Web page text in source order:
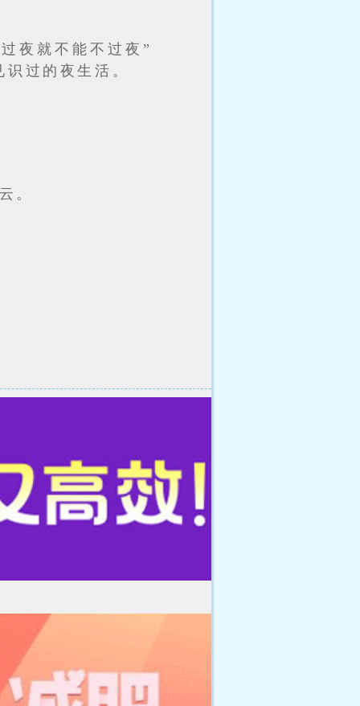
夜就不能不过夜”
过的夜生活。
。